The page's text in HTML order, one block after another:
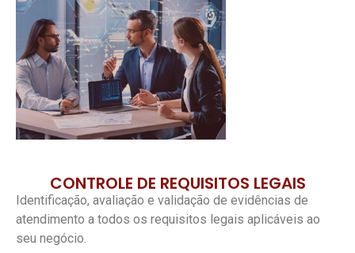
CONTROLE DE REQUISITOS LEGAIS
Identificação, avaliação e validação de evidências de
atendimento a todos os requisitos legais aplicáveis ao
seu negócio.